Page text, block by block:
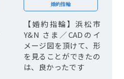
婚約指輪
【婚約指輪】浜松市
Y&N さま／CADのイ
メージ図を頂けて、形
を見ることができたの
は、良かったです